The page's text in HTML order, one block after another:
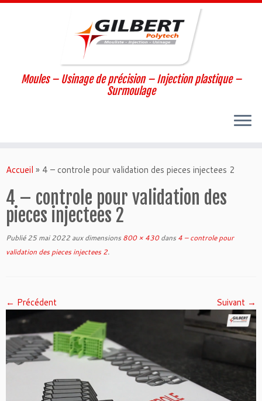
au
Moules – Usinage de précision – Injection plastique –
Surmoulage
Accueil » 4 – controle pour validation des pieces injectees 2
4 – controle pour validation des
pieces injectees 2
Publié 25 mai 2022 aux dimensions 800 × 430dans 4 – controle pour
validation des pieces injectees 2.
← Précédent Suivant →